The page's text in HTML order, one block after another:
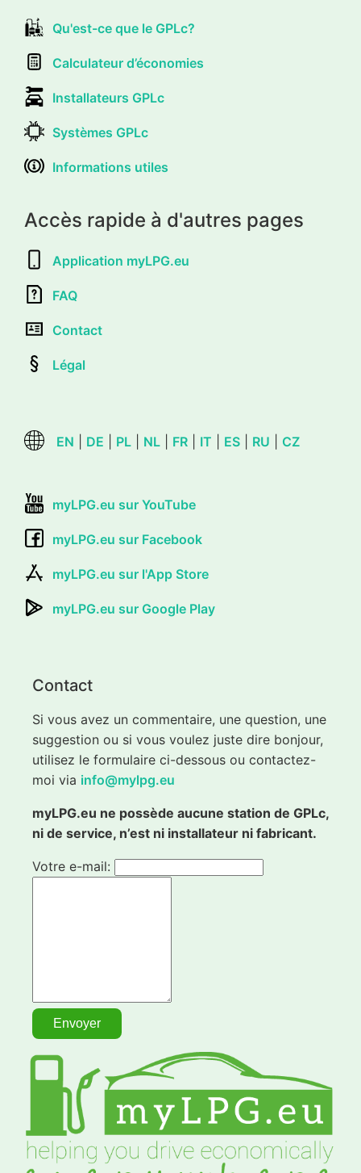
Qu'est-ce que le GPLc?
Calculateur d’économies
Installateurs GPLc
Systèmes GPLc
Informations utiles
Accès rapide à d'autres pages
Application myLPG.eu
FAQ
Contact
Légal
EN DE PL NL FR IT ES RU CZ
myLPG.eu sur YouTube
myLPG.eu sur Facebook
myLPG.eu sur l'App Store
myLPG.eu sur Google Play
Contact
Si vous avez un commentaire, une question, une
suggestion ou si vous voulez juste dire bonjour,
utilisez le formulaire ci-dessous ou contactez-
moi via info@mylpg.eu
myLPG.eu ne possède aucune station de GPLc,
ni de service, n’est ni installateur ni fabricant.
Votre e-mail: